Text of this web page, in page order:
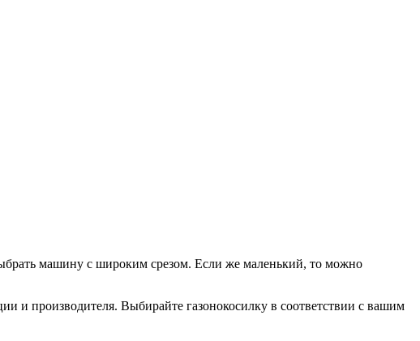
машину с широким срезом. Если же маленький, то можно
и производителя. Выбирайте газонокосилку в соответствии с вашим